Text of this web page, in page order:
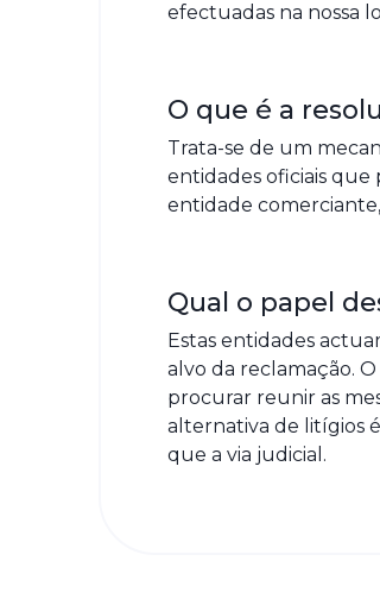
efectuadas na nossa
O que é a
Trata-se de um
entidades oficiais
entidade
Qual o papel
Estas entidades
alvo da reclamação.
procurar reunir as
alternativa de litígios
que a via judicial.